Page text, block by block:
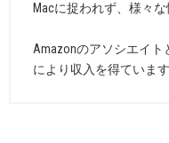
Macに捉われず、様々
Amazonのアソシエイト
により収入を得ています